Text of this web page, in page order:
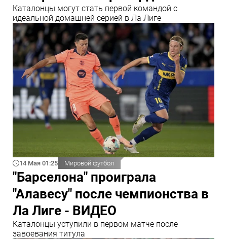
Каталонцы могут стать первой командой с
идеальной домашней серией в Ла Лиге
14 Мая 01:25 Мировой футбол
"Барселона" проиграла
"Алавесу" после чемпионства в
Ла Лиге - ВИДЕО
Каталонцы уступили в первом матче после
завоевания титула